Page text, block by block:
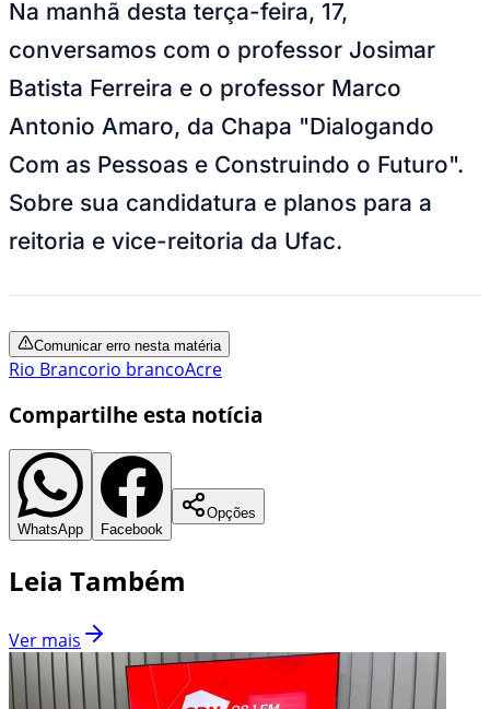
Na manhã desta terça-feira, 17,
conversamos com o professor Josimar
Batista Ferreira e o professor Marco
Antonio Amaro, da Chapa "Dialogando
Com as Pessoas e Construindo o Futuro".
Sobre sua candidatura e planos para a
reitoria e vice-reitoria da Ufac.
Comunicar erro nesta matéria
Rio Brancorio brancoAcre
Compartilhe esta notícia
WhatsApp Facebook
Opções
Leia Também
Ver mais